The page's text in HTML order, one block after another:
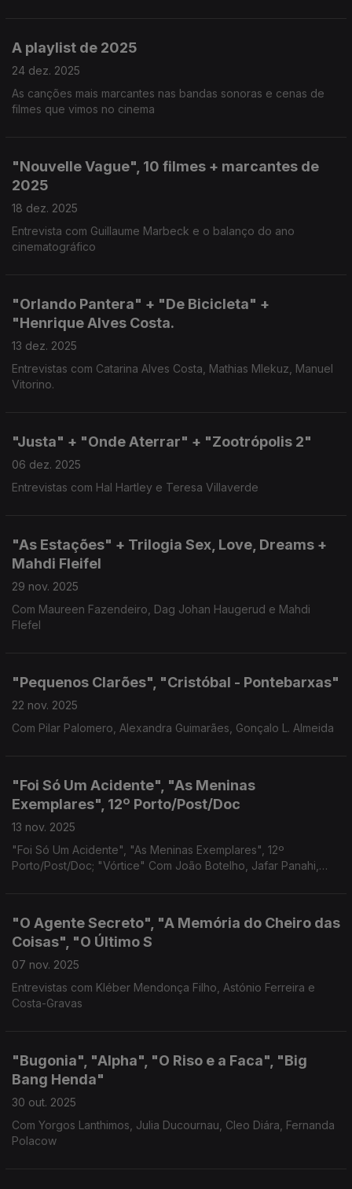
A playlist de 2025
24 dez. 2025
As canções mais marcantes nas bandas sonoras e cenas de
filmes que vimos no cinema
"Nouvelle Vague", 10 filmes + marcantes de
2025
18 dez. 2025
Entrevista com Guillaume Marbeck e o balanço do ano
cinematográfico
"Orlando Pantera" + "De Bicicleta" +
"Henrique Alves Costa.
13 dez. 2025
Entrevistas com Catarina Alves Costa, Mathias Mlekuz, Manuel
Vitorino.
"Justa" + "Onde Aterrar" + "Zootrópolis 2"
06 dez. 2025
Entrevistas com Hal Hartley e Teresa Villaverde
"As Estações" + Trilogia Sex, Love, Dreams +
Mahdi Fleifel
29 nov. 2025
Com Maureen Fazendeiro, Dag Johan Haugerud e Mahdi
Flefel
"Pequenos Clarões", "Cristóbal - Pontebarxas"
22 nov. 2025
Com Pilar Palomero, Alexandra Guimarães, Gonçalo L. Almeida
"Foi Só Um Acidente", "As Meninas
Exemplares", 12º Porto/Post/Doc
13 nov. 2025
"Foi Só Um Acidente", "As Meninas Exemplares", 12º
Porto/Post/Doc; "Vórtice" Com João Botelho, Jafar Panahi,
"O Agente Secreto", "A Memória do Cheiro das
Coisas", "O Último S
07 nov. 2025
Entrevistas com Kléber Mendonça Filho, Astónio Ferreira e
Costa-Gravas
"Bugonia", "Alpha", "O Riso e a Faca", "Big
Bang Henda"
30 out. 2025
Com Yorgos Lanthimos, Julia Ducournau, Cleo Diára, Fernanda
Polacow